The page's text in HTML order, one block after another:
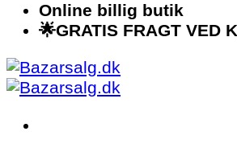
Online billig butik
🌟GRATIS FRAGT VED